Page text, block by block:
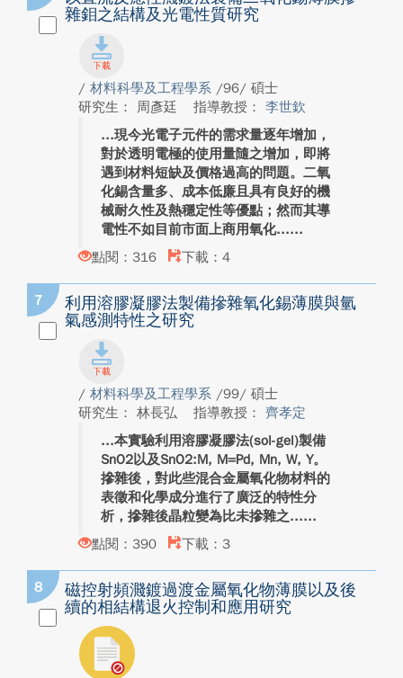
雜鉬之結構及光電性質研究
/ 材料科學及工程學系 /96/ 碩士
研究生： 周彥廷
指導教授： 李世欽
現今光電子元件的需求量逐年增加，
對於透明電極的使用量隨之增加，即將
遇到材料短缺及價格過高的問題。二氧
化錫含量多、成本低廉且具有良好的機
械耐久性及熱穩定性等優點；然而其導
電性不如目前市面上商用氧化...
點閱：316
下載：4
7
利用溶膠凝膠法製備摻雜氧化錫薄膜與氫
氣感測特性之研究
/ 材料科學及工程學系 /99/ 碩士
研究生： 林長弘
指導教授： 齊孝定
本實驗利用溶膠凝膠法(sol-gel)製備
SnO2以及SnO2:M, M=Pd, Mn, W, Y。
摻雜後，對此些混合金屬氧化物材料的
表徵和化學成分進行了廣泛的特性分
析，摻雜後晶粒變為比未摻雜之...
點閱：390
下載：3
8
磁控射頻濺鍍過渡金屬氧化物薄膜以及後
續的相結構退火控制和應用研究